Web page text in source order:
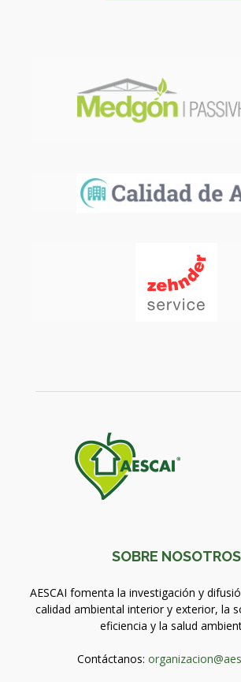
SOBRE NOSOTROS
AESCAI fomenta la investigación y
calidad ambiental interior y exterior, la
eficiencia y la salud
Contáctanos: